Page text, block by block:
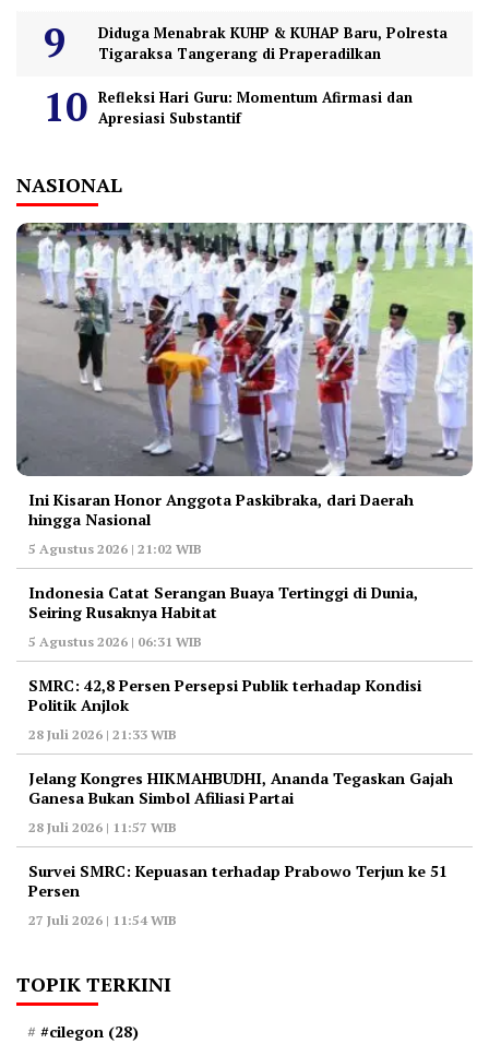
Diduga Menabrak KUHP & KUHAP Baru, Polresta
Tigaraksa Tangerang di Praperadilkan
Refleksi Hari Guru: Momentum Afirmasi dan
Apresiasi Substantif
NASIONAL
Ini Kisaran Honor Anggota Paskibraka, dari Daerah
hingga Nasional
5 Agustus 2026 | 21:02 WIB
Indonesia Catat Serangan Buaya Tertinggi di Dunia,
Seiring Rusaknya Habitat
5 Agustus 2026 | 06:31 WIB
‎SMRC: 42,8 Persen Persepsi Publik terhadap Kondisi
Politik Anjlok
28 Juli 2026 | 21:33 WIB
‎Jelang Kongres HIKMAHBUDHI, Ananda Tegaskan Gajah
Ganesa Bukan Simbol Afiliasi Partai
28 Juli 2026 | 11:57 WIB
‎Survei SMRC: Kepuasan terhadap Prabowo Terjun ke 51
Persen
27 Juli 2026 | 11:54 WIB
TOPIK TERKINI
#cilegon (28)